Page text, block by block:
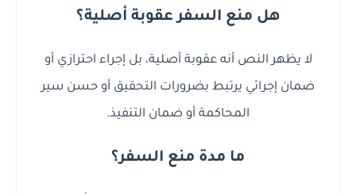
هل منع السفر عقوبة أصلية؟
لا يظهر النص أنه عقوبة أصلية، بل إجراء احترازي أو
ضمان إجرائي يرتبط بضرورات التحقيق أو حسن سير
المحاكمة أو ضمان التنفيذ.
ما مدة منع السفر؟